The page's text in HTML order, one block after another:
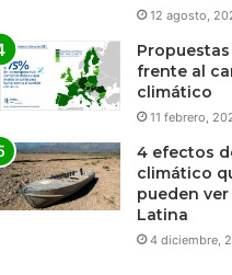
12 agosto,
frente al
climático
11 febrero,
4 efectos
climático
pueden
Latina
4 diciembre,